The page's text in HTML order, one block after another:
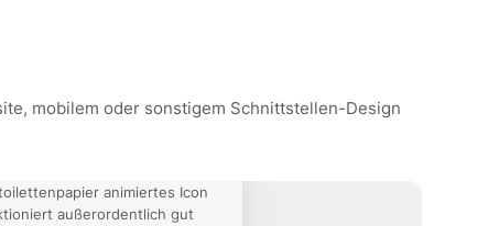
mobilem oder sonstigem Schnittstellen-Design
animiertes Icon
außerordentlich gut